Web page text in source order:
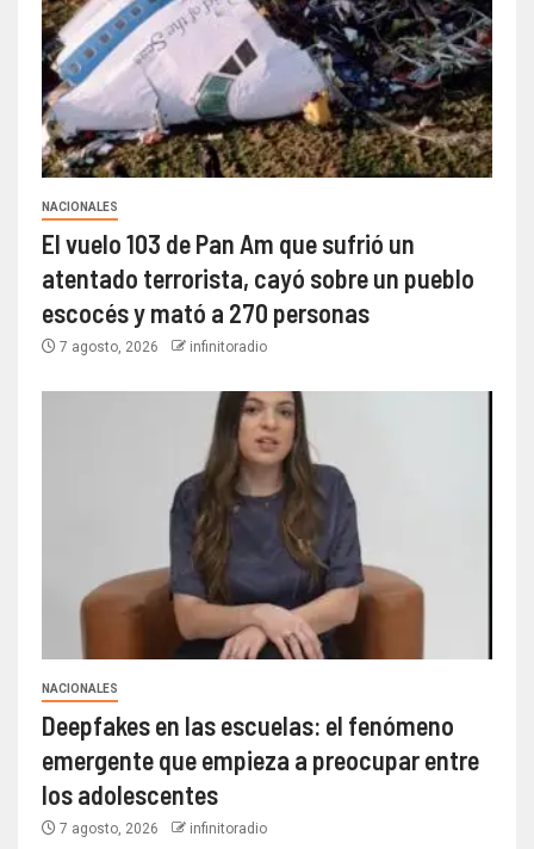
NACIONALES
El vuelo 103 de Pan Am que sufrió un
atentado terrorista, cayó sobre un pueblo
escocés y mató a 270 personas
7 agosto, 2026 infinitoradio
NACIONALES
Deepfakes en las escuelas: el fenómeno
emergente que empieza a preocupar entre
los adolescentes
7 agosto, 2026 infinitoradio